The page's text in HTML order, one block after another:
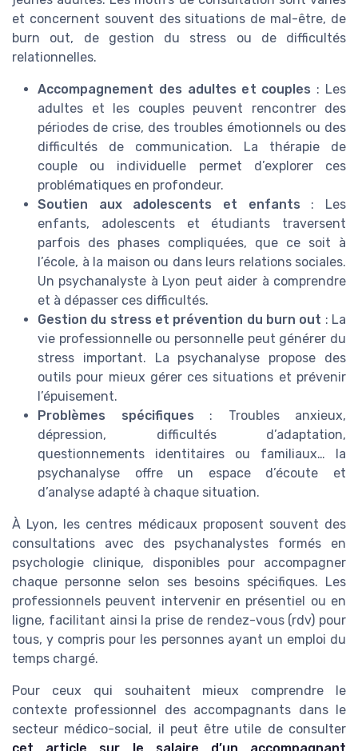
et concernent souvent des situations de mal-être, de
burn out, de gestion du stress ou de difficultés
relationnelles.
Accompagnement des adultes et couples : Les
adultes et les couples peuvent rencontrer des
périodes de crise, des troubles émotionnels ou des
difficultés de communication. La thérapie de
couple ou individuelle permet d’explorer ces
problématiques en profondeur.
Soutien aux adolescents et enfants : Les
enfants, adolescents et étudiants traversent
parfois des phases compliquées, que ce soit à
l’école, à la maison ou dans leurs relations sociales.
Un psychanalyste à Lyon peut aider à comprendre
et à dépasser ces difficultés.
Gestion du stress et prévention du burn out : La
vie professionnelle ou personnelle peut générer du
stress important. La psychanalyse propose des
outils pour mieux gérer ces situations et prévenir
l’épuisement.
Problèmes spécifiques : Troubles anxieux,
dépression, difficultés d’adaptation,
questionnements identitaires ou familiaux… la
psychanalyse offre un espace d’écoute et
d’analyse adapté à chaque situation.
À Lyon, les centres médicaux proposent souvent des
consultations avec des psychanalystes formés en
psychologie clinique, disponibles pour accompagner
chaque personne selon ses besoins spécifiques. Les
professionnels peuvent intervenir en présentiel ou en
ligne, facilitant ainsi la prise de rendez-vous (rdv) pour
tous, y compris pour les personnes ayant un emploi du
temps chargé.
Pour ceux qui souhaitent mieux comprendre le
contexte professionnel des accompagnants dans le
secteur médico-social, il peut être utile de consulter